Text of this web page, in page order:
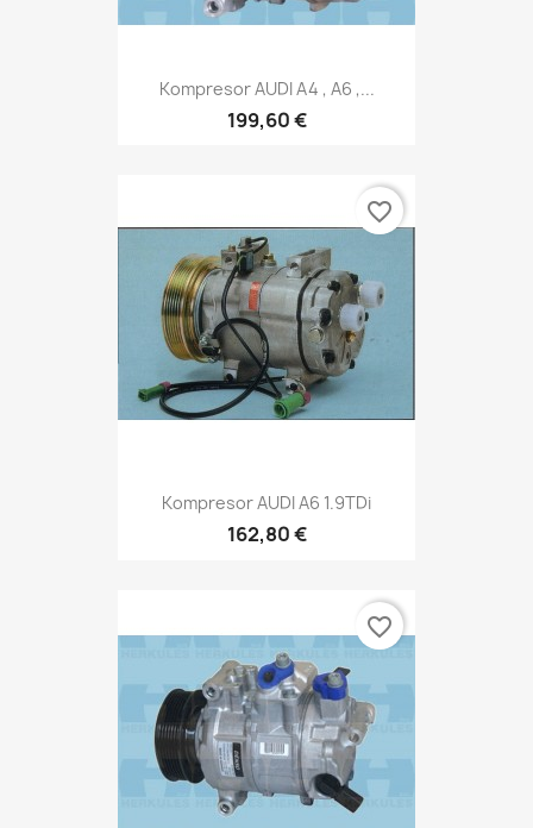
Kompresor AUDI A4 , A6 ,...
199,60 €
Kompresor AUDI A6 1.9TDi
162,80 €
favorite_border
favorite_border